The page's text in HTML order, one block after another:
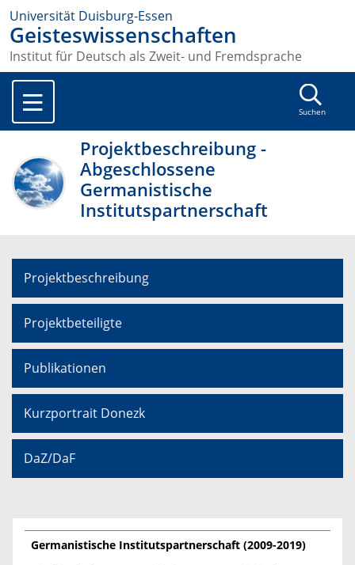
Universität Duisburg-Essen
Geisteswissenschaften
Institut für Deutsch als Zweit- und Fremdsprache
Suchen
Projektbeschreibung -
Abgeschlossene
Germanistische
Institutspartnerschaft
Projektbeschreibung
Projektbeteiligte
Publikationen
Kurzportrait Donezk
DaZ/DaF
Germanistische Institutspartnerschaft (2009-2019)